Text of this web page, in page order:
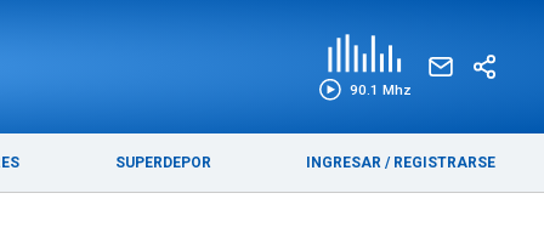
90.1 Mhz
SUPERDEPOR INGRESAR / REGISTRARSE